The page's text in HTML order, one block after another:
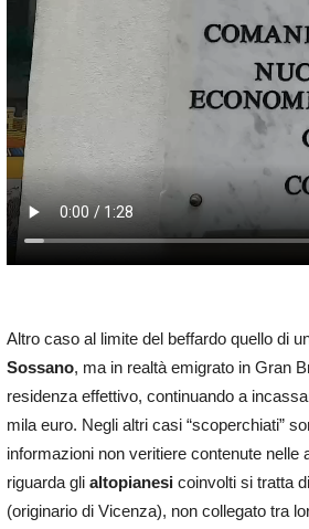
Altro caso al limite del beffardo quello di
Sossano, ma in realtà emigrato in Gran
residenza effettivo, continuando a
mila euro. Negli altri casi “scoperchiati”
informazioni non veritiere contenute nelle
riguarda gli altopianesi coinvolti si tratta
(originario di Vicenza), non collegato tra